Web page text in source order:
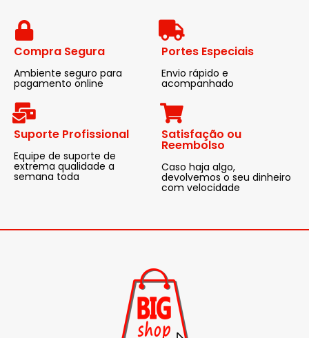
Compra Segura
Ambiente seguro para
pagamento online
Portes Especiais
Envio rápido e
acompanhado
Suporte Profissional
Equipe de suporte de
extrema qualidade a
semana toda
Satisfação ou
Reembolso
Caso haja algo,
devolvemos o seu dinheiro
com velocidade